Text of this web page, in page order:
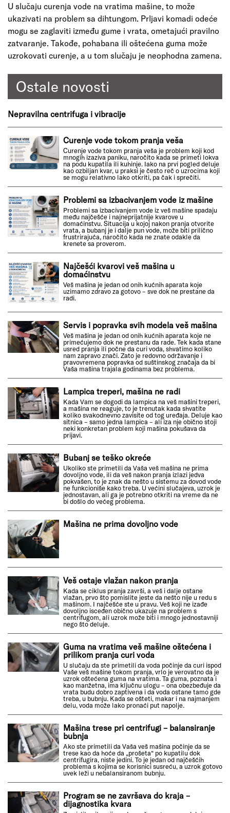
U slučaju curenja vode na vratima mašine, to može
ukazivati na problem sa dihtungom. Prljavi komadi odeće
mogu se zaglaviti između gume i vrata, ometajući pravilno
zatvaranje. Takođe, pohabana ili oštećena guma može
uzrokovati curenje, a u tom slučaju je neophodna zamena.
Ostale novosti
Nepravilna centrifuga i vibracije
Curenje vode tokom pranja veša
Curenje vode tokom pranja veša je problem koji kod
mnogih izaziva paniku, naročito kada se primeti lokva
na podu kupatila ili kuhinje. Iako na prvi pogled deluje
kao ozbiljan kvar, u praksi je često reč o uzrocima koji
se mogu relativno lako otkriti, pa čak i sprečiti.
Problemi sa izbacivanjem vode iz mašine
Problemi sa izbacivanjem vode iz veš mašine spadaju
među najčešće i najneprijatnije kvarove u
domaćinstvu. Situacija u kojoj nakon pranja otvorite
vrata, a bubanj je i dalje pun vode, može biti prilično
frustrirajuća, naročito kada ne znate odakle da
krenete sa proverom.
Najčešći kvarovi veš mašina u
domaćinstvu
Veš mašina je jedan od onih kućnih aparata koje
uzimamo zdravo za gotovo – sve dok ne prestane da
radi.
Servis i popravka svih modela veš mašina
Veš mašina je jedan od onih kućnih aparata koje ne
primećujemo dok ne prestanu da rade. Tek kada stane
usred pranja ili počne da curi voda, shvatimo koliko
nam zapravo znači. Zato je redovno održavanje i
pravovremena popravka od suštinskog značaja da bi
Vaša mašina trajala godinama bez problema.
Lampica treperi, mašina ne radi
Kada Vam se dogodi da lampica na veš mašini treperi,
a mašina ne reaguje, to je trenutak kada shvatite
koliko svakodnevno zavisite od tog uređaja. Deluje kao
sitnica – samo jedna lampica – ali iza nje obično stoji
neki konkretan problem koji mašina pokušava da
prijavi.
Bubanj se teško okreće
Ukoliko ste primetili da Vaša veš mašina ne prima
dovoljno vode, ili da veš nakon pranja izlazi jedva
pokvašen, to je znak da nešto u sistemu za dovod vode
ne funkcioniše kako treba. U većini slučajeva, uzrok je
jednostavan, ali ga je potrebno otkriti na vreme da ne
bi došlo do većeg problema.
Mašina ne prima dovoljno vode
Veš ostaje vlažan nakon pranja
Kada se ciklus pranja završi, a veš i dalje ostane
vlažan, prvo što pomislite jeste da nešto nije u redu s
mašinom. I najčešće ste u pravu. Veš koji ne izađe
dovoljno isceđen obično ukazuje na problem s
centrifugom, ali uzrok može biti i mnogo jednostavniji
nego što deluje.
Guma na vratima veš mašine oštećena i
prilikom pranja curi voda
U slučaju da ste primetili da voda počinje da curi ispod
Vaše veš mašine tokom pranja, vrlo je verovatno da je
uzrok oštećena guma na vratima. Ta guma, poznata i
kao manžetna, ima ključnu ulogu – ona obezbeđuje da
vrata budu dobro zaptivena i da voda ostane tamo gde
treba, u bubnju. Kada se ošteti, makar i na najmanjem
delu, voda može lako pronaći put napolje.
Mašina trese pri centrifugi – balansiranje
bubnja
Ako ste primetili da Vaša veš mašina počinje da se
trese kao da hoće da „prošeta“ po kupatilu dok
centrifugira, niste jedini. To je jedan od najčešćih
problema s kojima se korisnici susreću, a uzrok gotovo
uvek leži u nebalansiranom bubnju.
Program se ne završava do kraja –
dijagnostika kvara